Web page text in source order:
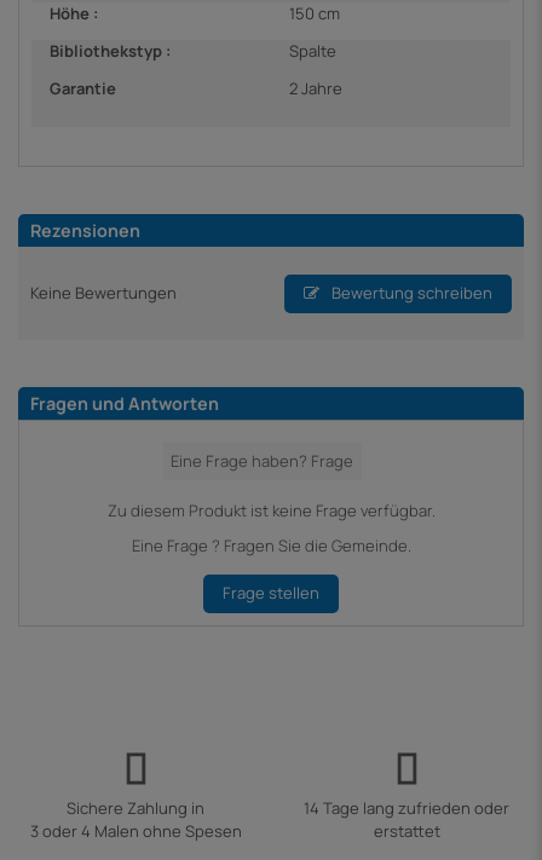
Höhe :
150 cm
Bibliothekstyp :
Spalte
Garantie
2 Jahre
Rezensionen
Keine Bewertungen Bewertung schreiben
Fragen und Antworten
Zu diesem Produkt ist keine Frage verfügbar.
Eine Frage ? Fragen Sie die Gemeinde.
Frage stellen
Sichere Zahlung in
3 oder 4 Malen ohne Spesen
14 Tage lang zufrieden oder
erstattet